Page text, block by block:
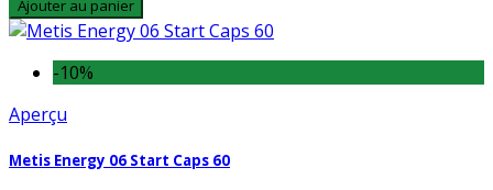
Ajouter au panier
-10%
Aperçu
Metis Energy 06 Start Caps 60